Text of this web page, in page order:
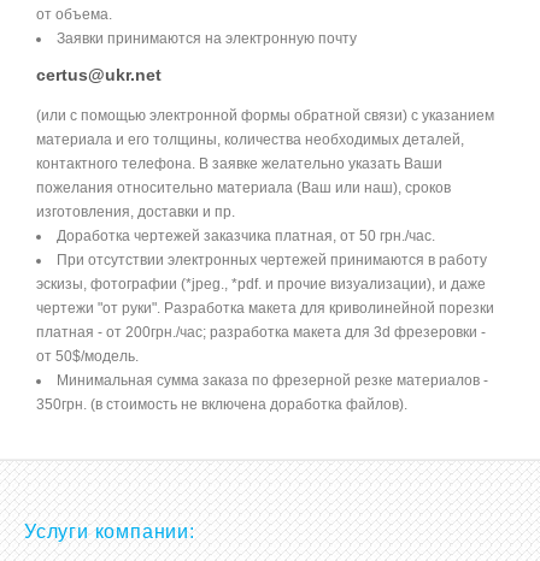
от объема.
Заявки принимаются на электронную почту
certus@ukr.net
(или с помощью электронной формы обратной связи) с указанием
материала и его толщины, количества необходимых деталей,
контактного телефона. В заявке желательно указать Ваши
пожелания относительно материала (Ваш или наш), сроков
изготовления, доставки и пр.
Доработка чертежей заказчика платная, от 50 грн./час.
При отсутствии электронных чертежей принимаются в работу
эскизы, фотографии (*jpeg., *pdf. и прочие визуализации), и даже
чертежи "от руки". Разработка макета для криволинейной порезки
платная - от 200грн./час; разработка макета для 3d фрезеровки -
от 50$/модель.
Минимальная сумма заказа по фрезерной резке материалов -
350грн. (в стоимость не включена доработка файлов).
Услуги компании: